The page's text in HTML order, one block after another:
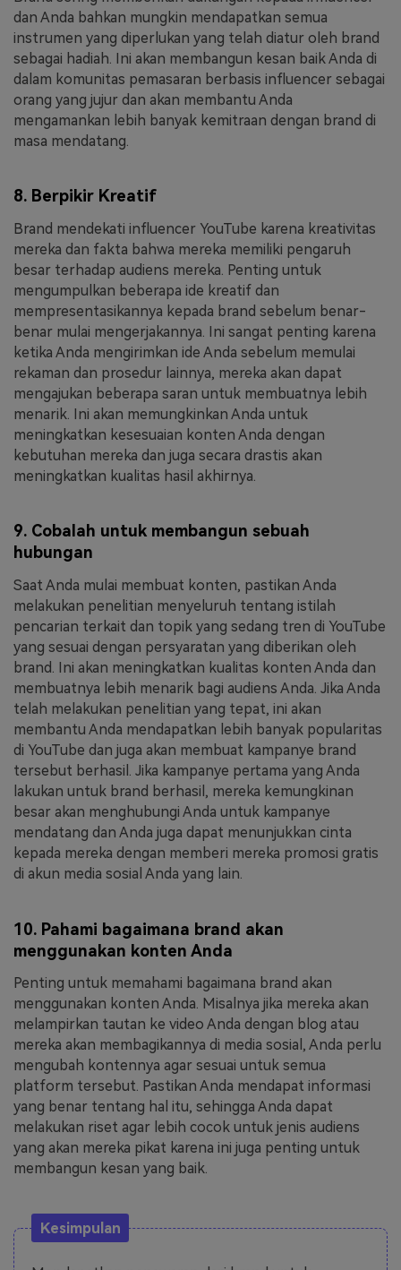
dan Anda bahkan mungkin mendapatkan semua
instrumen yang diperlukan yang telah diatur oleh brand
sebagai hadiah. Ini akan membangun kesan baik Anda di
dalam komunitas pemasaran berbasis influencer sebagai
orang yang jujur dan akan membantu Anda
mengamankan lebih banyak kemitraan dengan brand di
masa mendatang.
8. Berpikir Kreatif
Brand mendekati influencer YouTube karena kreativitas
mereka dan fakta bahwa mereka memiliki pengaruh
besar terhadap audiens mereka. Penting untuk
mengumpulkan beberapa ide kreatif dan
mempresentasikannya kepada brand sebelum benar-
benar mulai mengerjakannya. Ini sangat penting karena
ketika Anda mengirimkan ide Anda sebelum memulai
rekaman dan prosedur lainnya, mereka akan dapat
mengajukan beberapa saran untuk membuatnya lebih
menarik. Ini akan memungkinkan Anda untuk
meningkatkan kesesuaian konten Anda dengan
kebutuhan mereka dan juga secara drastis akan
meningkatkan kualitas hasil akhirnya.
9. Cobalah untuk membangun sebuah
hubungan
Saat Anda mulai membuat konten, pastikan Anda
melakukan penelitian menyeluruh tentang istilah
pencarian terkait dan topik yang sedang tren di YouTube
yang sesuai dengan persyaratan yang diberikan oleh
brand. Ini akan meningkatkan kualitas konten Anda dan
membuatnya lebih menarik bagi audiens Anda. Jika Anda
telah melakukan penelitian yang tepat, ini akan
membantu Anda mendapatkan lebih banyak popularitas
di YouTube dan juga akan membuat kampanye brand
tersebut berhasil. Jika kampanye pertama yang Anda
lakukan untuk brand berhasil, mereka kemungkinan
besar akan menghubungi Anda untuk kampanye
mendatang dan Anda juga dapat menunjukkan cinta
kepada mereka dengan memberi mereka promosi gratis
di akun media sosial Anda yang lain.
10. Pahami bagaimana brand akan
menggunakan konten Anda
Penting untuk memahami bagaimana brand akan
menggunakan konten Anda. Misalnya jika mereka akan
melampirkan tautan ke video Anda dengan blog atau
mereka akan membagikannya di media sosial, Anda perlu
mengubah kontennya agar sesuai untuk semua
platform tersebut. Pastikan Anda mendapat informasi
yang benar tentang hal itu, sehingga Anda dapat
melakukan riset agar lebih cocok untuk jenis audiens
yang akan mereka pikat karena ini juga penting untuk
membangun kesan yang baik.
Kesimpulan